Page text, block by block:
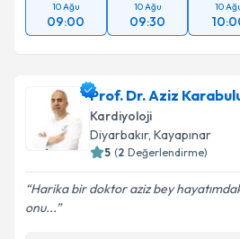
10 Ağu
09:00
10 Ağu
09:30
10
Prof. Dr. Aziz
Kardiyoloji
Diyarbakır, Kayapınar
5 (2 Değerlendirme)
Harika bir doktor aziz bey
onu...